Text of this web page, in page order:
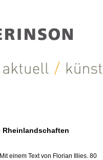
Rheinlandschaften
einem Text von Florian Illies. 80